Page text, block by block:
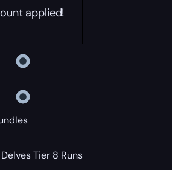
applied!
Tier 8 Runs